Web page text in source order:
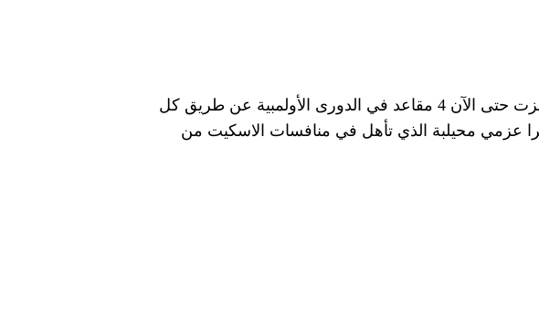
يذكر أن منافسات الفرق مختلط غير مؤهلة إلى أولمبياد باريس، علما بأن مصر حجزت حتى الآن 4 مقاعد في الدورى الأولمبية عن طريق كل
عزمي محيلبة الذي تأهل في منافسات الاسكيت من